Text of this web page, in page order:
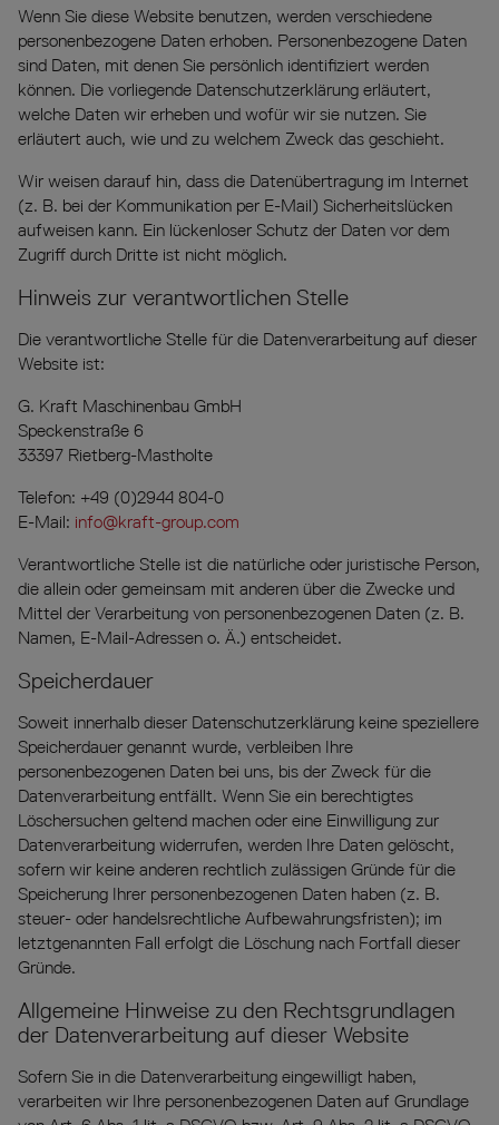
Wenn Sie diese Website benutzen, werden verschiedene
personenbezogene Daten erhoben. Personenbezogene Daten
sind Daten, mit denen Sie persönlich identifiziert werden
können. Die vorliegende Datenschutzerklärung erläutert,
welche Daten wir erheben und wofür wir sie nutzen. Sie
erläutert auch, wie und zu welchem Zweck das geschieht.
Wir weisen darauf hin, dass die Datenübertragung im Internet
(z. B. bei der Kommunikation per E-Mail) Sicherheitslücken
aufweisen kann. Ein lückenloser Schutz der Daten vor dem
Zugriff durch Dritte ist nicht möglich.
Hinweis zur verantwortlichen Stelle
Die verantwortliche Stelle für die Datenverarbeitung auf dieser
Website ist:
G. Kraft Maschinenbau GmbH
Speckenstraße 6
33397 Rietberg-Mastholte
Telefon: +49 (0)2944 804-0
E-Mail: info@kraft-group.com
Verantwortliche Stelle ist die natürliche oder juristische Person,
die allein oder gemeinsam mit anderen über die Zwecke und
Mittel der Verarbeitung von personenbezogenen Daten (z. B.
Namen, E-Mail-Adressen o. Ä.) entscheidet.
Speicherdauer
Soweit innerhalb dieser Datenschutzerklärung keine speziellere
Speicherdauer genannt wurde, verbleiben Ihre
personenbezogenen Daten bei uns, bis der Zweck für die
Datenverarbeitung entfällt. Wenn Sie ein berechtigtes
Löschersuchen geltend machen oder eine Einwilligung zur
Datenverarbeitung widerrufen, werden Ihre Daten gelöscht,
sofern wir keine anderen rechtlich zulässigen Gründe für die
Speicherung Ihrer personenbezogenen Daten haben (z. B.
steuer- oder handelsrechtliche Aufbewahrungsfristen); im
letztgenannten Fall erfolgt die Löschung nach Fortfall dieser
Gründe.
Allgemeine Hinweise zu den Rechtsgrundlagen
der Datenverarbeitung auf dieser Website
Sofern Sie in die Datenverarbeitung eingewilligt haben,
verarbeiten wir Ihre personenbezogenen Daten auf Grundlage